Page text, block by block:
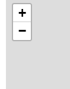
+
−